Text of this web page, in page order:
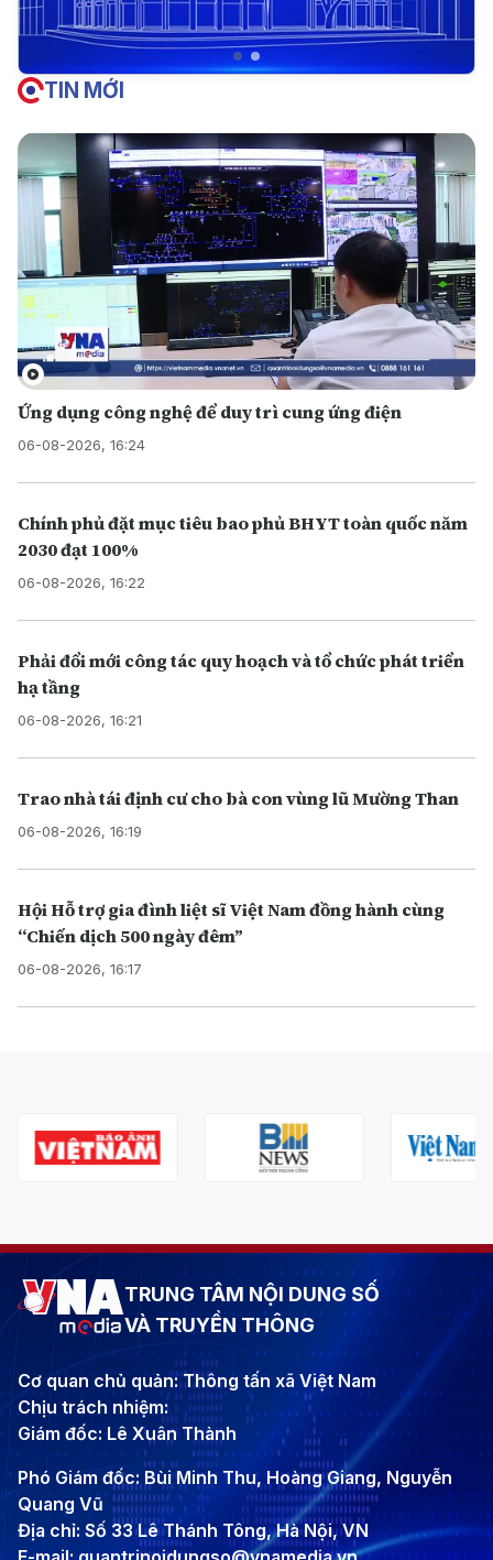
TIN MỚI
Ứng dụng công nghệ để duy trì cung ứng điện
06-08-2026, 16:24
Chính phủ đặt mục tiêu bao phủ BHYT toàn quốc năm
2030 đạt 100%
06-08-2026, 16:22
Phải đổi mới công tác quy hoạch và tổ chức phát triển
hạ tầng
06-08-2026, 16:21
Tr ao nhà tái định cư cho bà con vùng lũ Mường Than
06-08-2026, 16:19
Hội Hỗ trợ gia đình liệt sĩ Việt Nam đồng hành cùng
“Chiến dịch 500 ngày đêm”
06-08-2026, 16:17
TRUNG TÂM NỘI DUNG SỐ
VÀ TRUYỀN THÔNG
Cơ quan chủ quản: Thông tấn xã Việt Nam
Chịu trách nhiệm:
Giám đốc: Lê Xuân Thành
Phó Giám đốc: Bùi Minh Thu, Hoàng Giang, Nguyễn
Quang Vũ
Địa chỉ: Số 33 Lê Thánh Tông, Hà Nội, VN